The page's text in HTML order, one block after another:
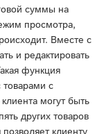
суммы на
просмотра,
Вместе с
и редактировать
функция
с
могут быть
других товаров
клиенту